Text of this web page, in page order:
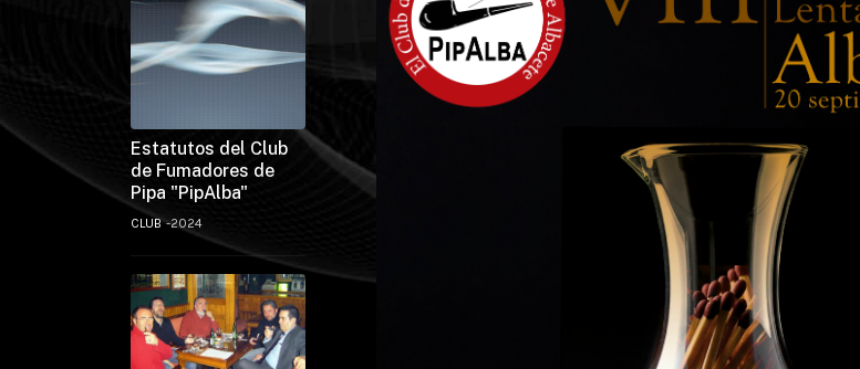
Estatutos del Club
de Fumadores de
Pipa "PipAlba"
CLUB 2024